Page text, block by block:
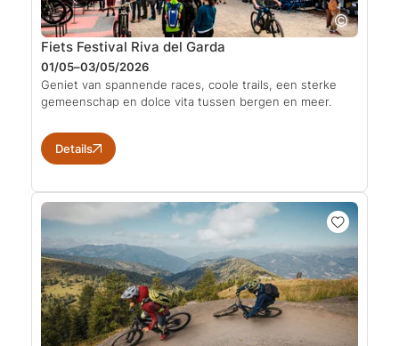
Fiets Festival Riva del Garda
01/05–03/05/2026
Geniet van spannende races, coole trails, een sterke
gemeenschap en dolce vita tussen bergen en meer.
Details